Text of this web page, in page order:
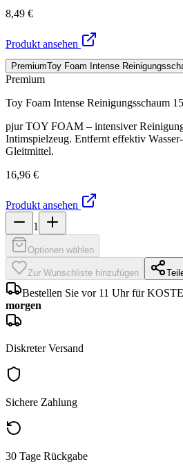
8,49 €
Produkt ansehen
PremiumToy Foam Intense
Premium
Toy Foam Intense Reinigungsschaum
pjur TOY FOAM – intensiver
Intimspielzeug. Entfernt effektiv
Gleitmittel.
16,96 €
Produkt ansehen
1
Optionen wählen
Zur Wunschliste hinzufügen
Bestellen Sie vor 11 Uhr für
morgen
Diskreter Versand
Sichere Zahlung
30 Tage Rückgabe